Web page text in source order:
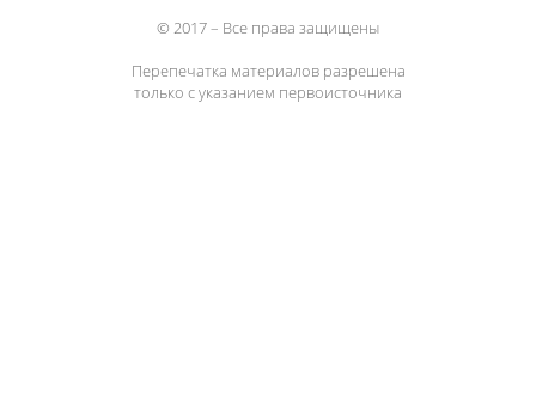
© 2017 – Все права защищены
Перепечатка материалов разрешена
только с указанием первоисточника